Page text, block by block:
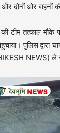
और दोनों ओर वाहनों
टीम तत्काल मौके
पुलिस द्वारा
NEWS) ले